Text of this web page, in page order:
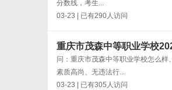
分数线，考生...
03-23 | 已有290人访问
重庆市茂森中等职业学校
问：重庆市茂森中等职业学校怎么样
素质高尚、无违法行...
03-23 | 已有305人访问